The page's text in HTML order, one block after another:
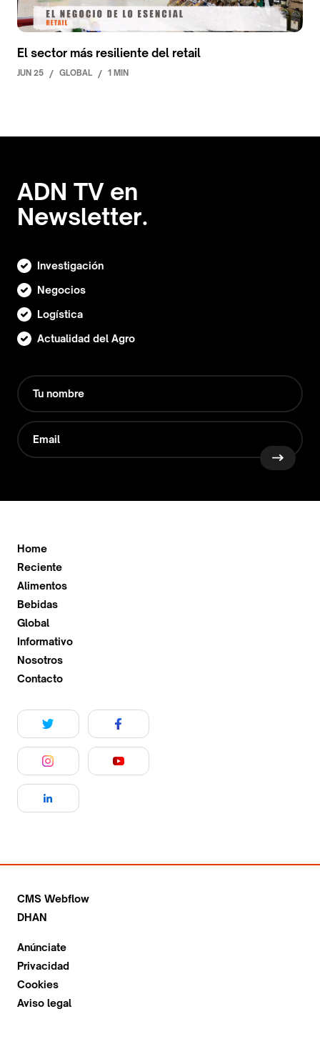
El sector más resiliente del retail
JUN 25 / GLOBAL / 1 MIN
ADN TV en
Newsletter.
Investigación
Negocios
Logística
Actualidad del Agro
Home
Reciente
Alimentos
Bebidas
Global
Informativo
Nosotros
Contacto
CMS Webflow
DHAN
Anúnciate
Privacidad
Cookies
Aviso legal